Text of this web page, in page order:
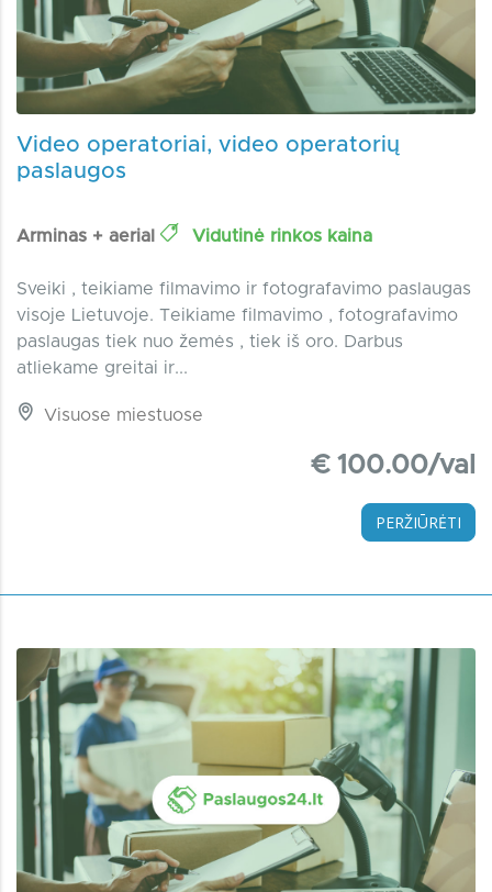
Video operatoriai, video operatorių
paslaugos
Arminas + aerial Vidutinė rinkos kaina
Sveiki , teikiame filmavimo ir fotografavimo paslaugas
visoje Lietuvoje. Teikiame filmavimo , fotografavimo
paslaugas tiek nuo žemės , tiek iš oro. Darbus
atliekame greitai ir...
Visuose miestuose
€ 100.00/val
PERŽIŪRĖTI